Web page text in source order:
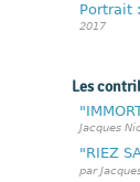
Portrait
2017
Les
Jacques
"RIEZ
par